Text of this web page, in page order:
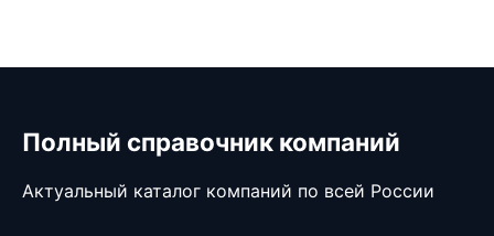
Полный справочник компаний
Актуальный каталог компаний по всей России